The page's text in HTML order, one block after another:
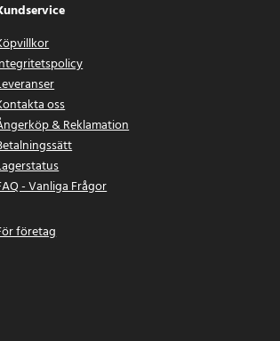
oss
& Reklamation
- Vanliga Frågor
företag